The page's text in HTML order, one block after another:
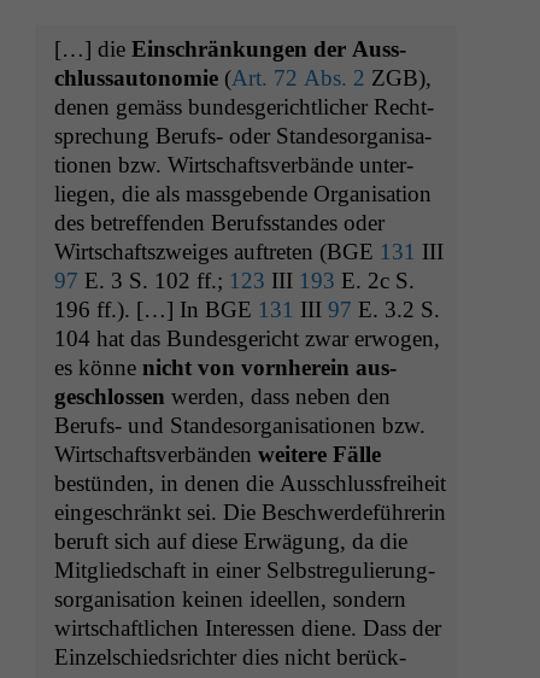
[…] die Ein­schränkun­gen der Auss­
chlus­sau­tonomie (Art. 72 Abs. 2 ZGB),
denen gemäss bun­des­gerichtlich­er Recht­
sprechung Berufs- oder Standes­or­gan­i­sa­
tio­nen bzw. Wirtschaftsver­bände unter­
liegen, die als mass­gebende Organ­i­sa­tion
des betr­e­f­fend­en Beruf­s­standes oder
Wirtschaft­szweiges auftreten (BGE 131 III
97 E. 3 S. 102 ff.; 123 III 193 E. 2c S.
196 ff.). […] In BGE 131 III 97 E. 3.2 S.
104 hat das Bun­des­gericht zwar erwogen,
es könne nicht von vorn­here­in aus­
geschlossen wer­den, dass neben den
Berufs- und Standes­or­gan­i­sa­tio­nen bzw.
Wirtschaftsver­bän­den weit­ere Fälle
bestün­den, in denen die Auss­chlussfrei­heit
eingeschränkt sei. Die Beschw­erde­führerin
beruft sich auf diese Erwä­gung, da die
Mit­glied­schaft in ein­er Selb­streg­ulierung­
sor­gan­i­sa­tion keinen ideellen, son­dern
wirtschaftlichen Inter­essen diene. Dass der
Einzelschied­srichter dies nicht berück­